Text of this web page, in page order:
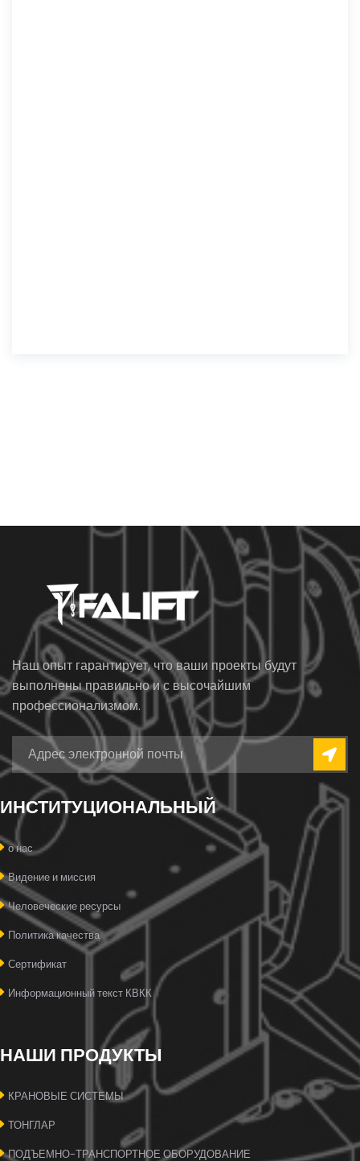
Наш опыт гарантирует, что ваши проекты будут
выполнены правильно и с высочайшим
профессионализмом.
ИНСТИТУЦИОНАЛЬНЫЙ
о нас
Видение и миссия
Человеческие ресурсы
Политика качества
Сертификат
Информационный текст КВКК
НАШИ ПРОДУКТЫ
КРАНОВЫЕ СИСТЕМЫ
ТОНГЛАР
ПОДЪЕМНО-ТРАНСПОРТНОЕ ОБОРУДОВАНИЕ